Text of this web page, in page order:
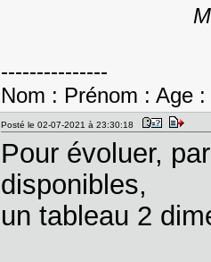
---------------
Nom : Prénom : Age
Posté le 02-07-2021 à 23:30:18
Pour évoluer,
disponibles,
un tableau 2